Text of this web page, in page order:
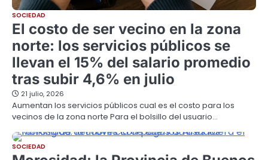
SOCIEDAD
El costo de ser vecino en la zona
norte: los servicios públicos se
llevan el 15% del salario promedio
tras subir 4,6% en julio
21 julio, 2026
Aumentan los servicios públicos cual es el costo para los
vecinos de la zona norte Para el bolsillo del usuario…
SOCIEDAD